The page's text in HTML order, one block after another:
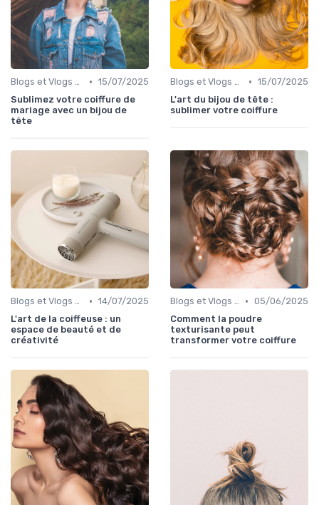
Blogs et Vlogs de Coiffure • 15/07/2025
Sublimez votre coiffure de
mariage avec un bijou de
tête
Blogs et Vlogs de Coiffure • 15/07/2025
L'art du bijou de tête :
sublimer votre coiffure
Blogs et Vlogs de Coiffure • 14/07/2025
L'art de la coiffeuse : un
espace de beauté et de
créativité
Blogs et Vlogs de Coiffure • 05/06/2025
Comment la poudre
texturisante peut
transformer votre coiffure